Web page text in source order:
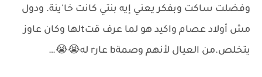
وفضلت ساكت وبفكر يعني إيه بنتي كانت خا'ينة. ودول
مش أولاد عصام واكيد هو لما عرف قتtلها وكان عاوز
يتخلص.من العيال لأنهم وصمةb عارr له😭😭…